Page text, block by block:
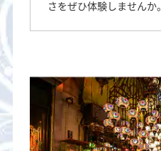
さをぜひ体験しませんか。